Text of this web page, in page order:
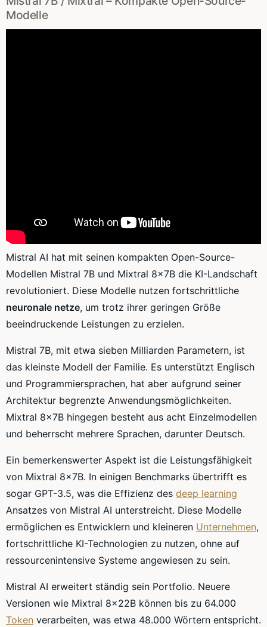
Modelle
Mistral AI hat mit seinen kompakten Open-Source-
Modellen Mistral 7B und Mixtral 8x7B die KI-Landschaft
revolutioniert. Diese Modelle nutzen fortschrittliche
neuronale netze, um trotz ihrer geringen Größe
beeindruckende Leistungen zu erzielen.
Mistral 7B, mit etwa sieben Milliarden Parametern, ist
das kleinste Modell der Familie. Es unterstützt Englisch
und Programmiersprachen, hat aber aufgrund seiner
Architektur begrenzte Anwendungsmöglichkeiten.
Mixtral 8x7B hingegen besteht aus acht Einzelmodellen
und beherrscht mehrere Sprachen, darunter Deutsch.
Ein bemerkenswerter Aspekt ist die Leistungsfähigkeit
von Mixtral 8x7B. In einigen Benchmarks übertrifft es
sogar GPT-3.5, was die Effizienz des deep learning
Ansatzes von Mistral AI unterstreicht. Diese Modelle
ermöglichen es Entwicklern und kleineren Unternehmen,
fortschrittliche KI-Technologien zu nutzen, ohne auf
ressourcenintensive Systeme angewiesen zu sein.
Mistral AI erweitert ständig sein Portfolio. Neuere
Versionen wie Mixtral 8x22B können bis zu 64.000
Token verarbeiten, was etwa 48.000 Wörtern entspricht.